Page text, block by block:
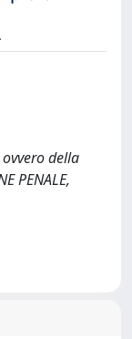
della
PENALE,